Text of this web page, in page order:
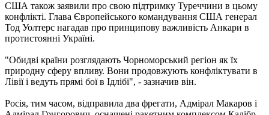
США також заявили про свою підтримку Туреччини в цьому
конфлікті. Глава Європейського командування США генерал
Тод Уолтерс нагадав про принципову важливість Анкари в
протистоянні Україні.
"Обидві країни розглядають Чорноморський регіон як їх
природну сферу впливу. Вони продовжують конфліктувати в
Лівії і ведуть прямі бої в Ідлібі", - зазначив він.
Росія, тим часом, відправила два фрегати, Адмірал Макаров і